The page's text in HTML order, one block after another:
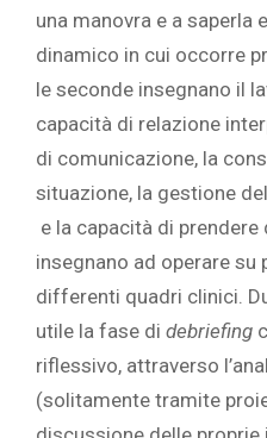
una manovra e a saperla
dinamico in cui occorre
le seconde insegnano il
capacità di relazione
di comunicazione, la
situazione, la gestione
e la capacità di
insegnano ad operare su
differenti quadri clinici.
utile la fase di debriefing
riflessivo, attraverso
(solitamente tramite